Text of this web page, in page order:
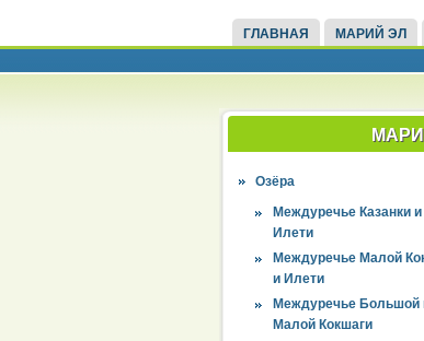
ГЛАВНАЯ МАРИЙ ЭЛ
Озёра
Междуречье Казанки и
Илети
Междуречье Малой
и Илети
Междуречье Большой
Малой Кокшаги